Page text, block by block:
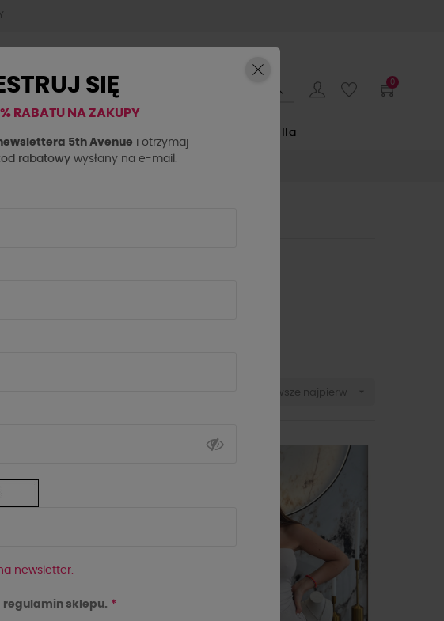
La Milla
0
Najnowsze najpierw 
SIĘ
RABATU NA ZAKUPY
5th Avenue i otrzymaj
rabatowy wysłany na e-mail.
newsletter.
regulamin sklepu. *